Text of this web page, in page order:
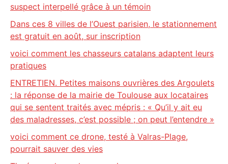
suspect interpellé grâce à un témoin
Dans ces 8 villes de l’Ouest parisien, le stationnement
est gratuit en août, sur inscription
voici comment les chasseurs catalans adaptent leurs
pratiques
ENTRETIEN. Petites maisons ouvrières des Argoulets
: la réponse de la mairie de Toulouse aux locataires
qui se sentent traités avec mépris : « Qu’il y ait eu
des maladresses, c’est possible ; on peut l’entendre »
voici comment ce drone, testé à Valras-Plage,
pourrait sauver des vies